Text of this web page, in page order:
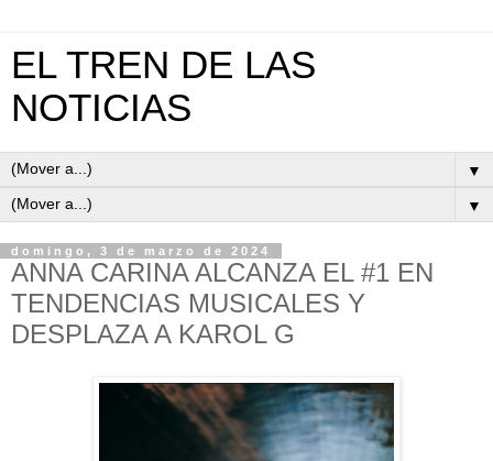
EL TREN DE LAS
NOTICIAS
▼
▼
domingo, 3 de marzo de 2024
ANNA CARINA ALCANZA EL #1 EN
TENDENCIAS MUSICALES Y
DESPLAZA A KAROL G